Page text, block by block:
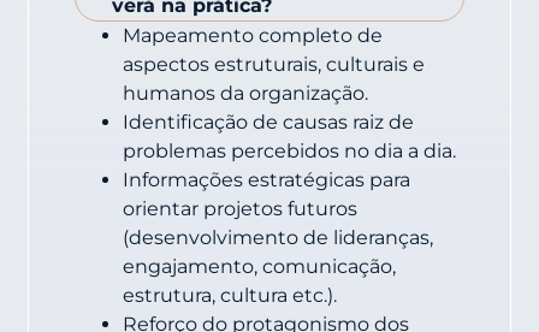
verá na prática?
Mapeamento completo de
aspectos estruturais, culturais e
humanos da organização.
Identificação de causas raiz de
problemas percebidos no dia a dia.
Informações estratégicas para
orientar projetos futuros
(desenvolvimento de lideranças,
engajamento, comunicação,
estrutura, cultura etc.).
Reforço do protagonismo dos